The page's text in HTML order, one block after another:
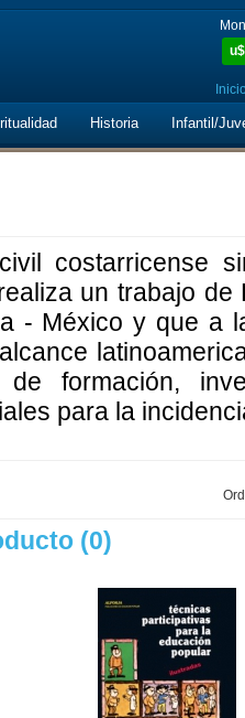
u$
Historia Infantil/
costarricense
un trabajo
- México y que a
formación,
para la
(0)